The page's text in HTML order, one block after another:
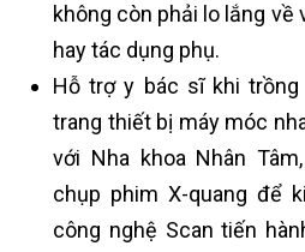
không còn phải lo lắng
hay tác dụng phụ.
Hỗ trợ y bác sĩ khi
trang thiết bị máy móc
với Nha khoa Nhân
chụp phim X-quang để
công nghệ Scan tiến